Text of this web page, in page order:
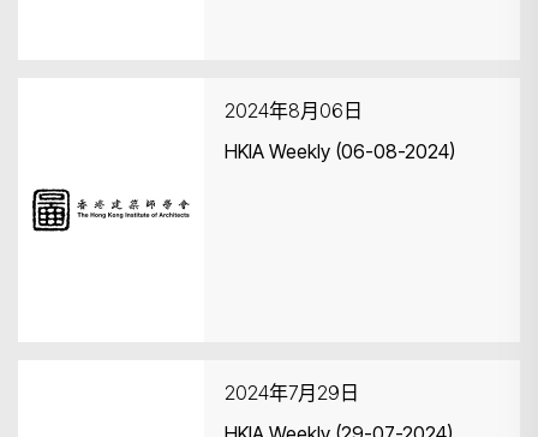
2024年8月06日
HKIA Weekly (06-08-2024)
2024年7月29日